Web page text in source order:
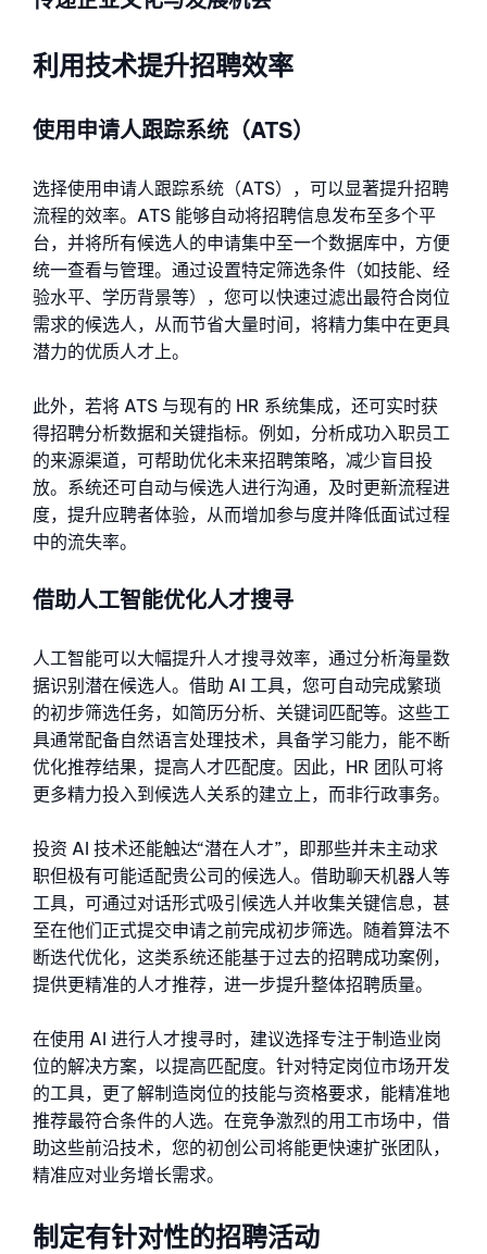
利用技术提升招聘效率
使用申请人跟踪系统（ATS）
选择使用申请人跟踪系统（ATS），可以显著提升招聘
流程的效率。ATS 能够自动将招聘信息发布至多个平
台，并将所有候选人的申请集中至一个数据库中，方便
统一查看与管理。通过设置特定筛选条件（如技能、经
验水平、学历背景等），您可以快速过滤出最符合岗位
需求的候选人，从而节省大量时间，将精力集中在更具
潜力的优质人才上。
此外，若将 ATS 与现有的 HR 系统集成，还可实时获
得招聘分析数据和关键指标。例如，分析成功入职员工
的来源渠道，可帮助优化未来招聘策略，减少盲目投
放。系统还可自动与候选人进行沟通，及时更新流程进
度，提升应聘者体验，从而增加参与度并降低面试过程
中的流失率。
借助人工智能优化人才搜寻
人工智能可以大幅提升人才搜寻效率，通过分析海量数
据识别潜在候选人。借助 AI 工具，您可自动完成繁琐
的初步筛选任务，如简历分析、关键词匹配等。这些工
具通常配备自然语言处理技术，具备学习能力，能不断
优化推荐结果，提高人才匹配度。因此，HR 团队可将
更多精力投入到候选人关系的建立上，而非行政事务。
投资 AI 技术还能触达“潜在人才”，即那些并未主动求
职但极有可能适配贵公司的候选人。借助聊天机器人等
工具，可通过对话形式吸引候选人并收集关键信息，甚
至在他们正式提交申请之前完成初步筛选。随着算法不
断迭代优化，这类系统还能基于过去的招聘成功案例，
提供更精准的人才推荐，进一步提升整体招聘质量。
在使用 AI 进行人才搜寻时，建议选择专注于制造业岗
位的解决方案，以提高匹配度。针对特定岗位市场开发
的工具，更了解制造岗位的技能与资格要求，能精准地
推荐最符合条件的人选。在竞争激烈的用工市场中，借
助这些前沿技术，您的初创公司将能更快速扩张团队，
精准应对业务增长需求。
制定有针对性的招聘活动